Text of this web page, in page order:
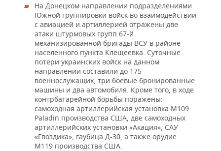
На Донецком направлении подразделениями
Южной группировки войск во взаимодействии
с авиацией и артиллерией отражены две
атаки штурмовых групп 67-й
механизированной бригады ВСУ в районе
населенного пункта Клещеевка. Суточные
потери украинских войск на данном
направлении составили до 175
военнослужащих, три боевые бронированные
машины и два автомобиля. Кроме того, в ходе
контрбатарейной борьбы поражены:
самоходная артиллерийская установка М109
Paladin производства США, две самоходных
артиллерийских установки «Акация», САУ
«Гвоздика», гаубица Д-30, а также орудие
М119 производства США.